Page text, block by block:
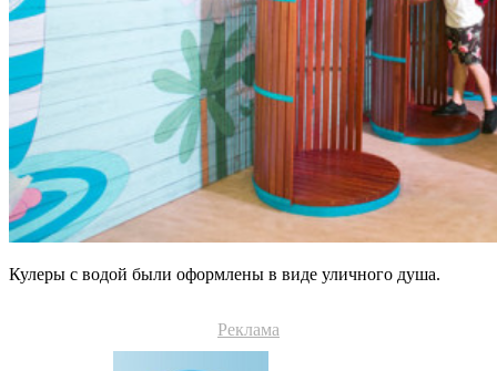
Кулеры с водой были оформлены в виде уличного душа.
Реклама